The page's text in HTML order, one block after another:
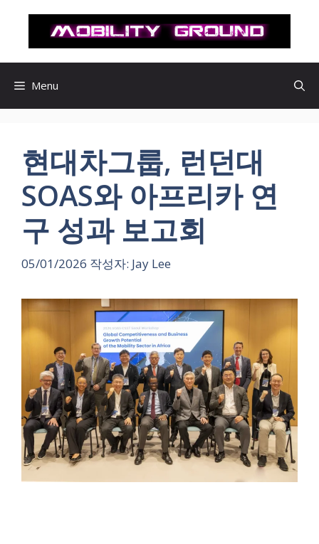
로
Menu
현대차그룹, 런던대
SOAS와 아프리카 연
구 성과 보고회
05/01/2026 작성자: Jay Lee